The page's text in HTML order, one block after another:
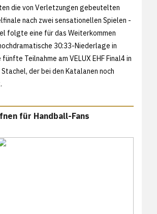
die von Verletzungen gebeutelten
nach zwei sensationellen Spielen -
folgte eine für das Weiterkommen
30:33-Niederlage in
Teilnahme am VELUX EHF Final4 in
der bei den Katalanen noch
für Handball-Fans